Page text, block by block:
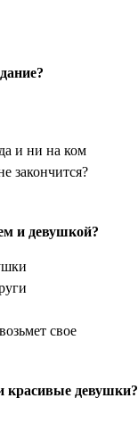
и ни на ком
закончится?
и девушкой?
свое
красивые девушки?